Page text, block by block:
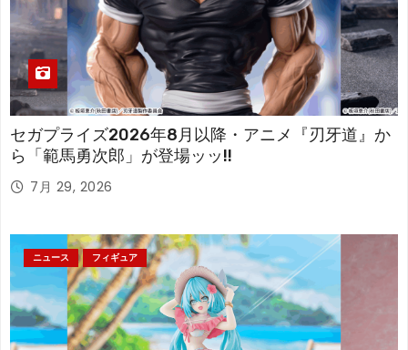
セガプライズ2026年8月以降・アニメ『刃牙道』か
ら「範馬勇次郎」が登場ッッ!!
7月 29, 2026
ニュース フィギュア